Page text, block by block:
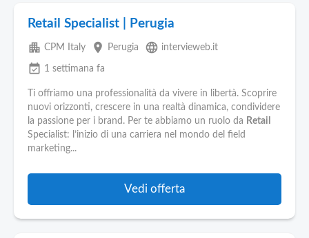
Retail Specialist | Perugia
apartment CPM Italy place Perugia language intervieweb.it
event_available 1 settimana fa
Ti offriamo una professionalità da vivere in libertà. Scoprire
nuovi orizzonti, crescere in una realtà dinamica, condividere
la passione per i brand. Per te abbiamo un ruolo da Retail
Specialist: l’inizio di una carriera nel mondo del field
marketing...
Vedi offerta